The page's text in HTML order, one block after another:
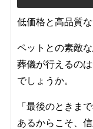
低価格と高品質
ペットとの素敵
葬儀が行えるの
でしょうか。
「最後のときま
あるからこそ、